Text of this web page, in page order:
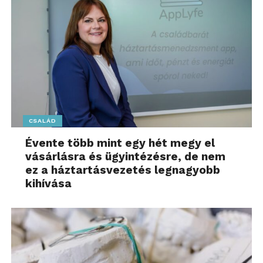
További friss híreket talál a
www.sziamaci.hu
főoldalán! Kövesse a technológiai híreket és
csatlakozzon hozzánk aFacebookonis!
CSALÁD
Évente több mint egy hét megy el
vásárlásra és ügyintézésre, de nem
ez a háztartásvezetés legnagyobb
kihívása